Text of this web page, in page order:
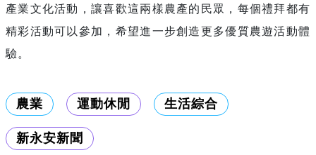
產業文化活動 ，讓喜歡這兩樣農產的民眾 ， 每個禮拜都有
精彩活動可以參加 ， 希望進一步創造更多優質農遊活動體
驗。
農業 運動休閒 生活綜合
新永安新聞